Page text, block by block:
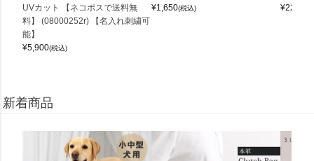
UVカット 【ネコポスで送料無
料】 (08000252r) 【名入れ刺繍可
能】
¥5,900(税込)
¥1,650(税込)
¥22,000
新着商品